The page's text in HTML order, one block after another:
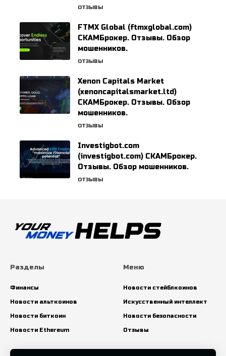
ОТЗЫВЫ
FTMX Global (ftmxglobal.com)
СКАМБрокер. Отзывы. Обзор
мошенников.
ОТЗЫВЫ
Xenon Capitals Market
(xenoncapitalsmarket.ltd)
СКАМБрокер. Отзывы. Обзор
мошенников.
ОТЗЫВЫ
Investigbot.com
(investigbot.com) СКАМБрокер.
Отзывы. Обзор мошенников.
ОТЗЫВЫ
Разделы
Финансы
Новости альткоинов
Новости биткоин
Новости Ethereum
Меню
Новости стейблкоинов
Искусственный интеллект
Новости безопасности
Отзывы